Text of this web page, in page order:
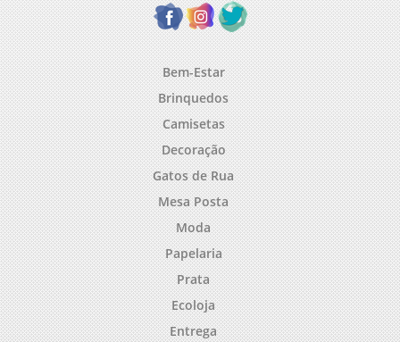
Bem-Estar
Brinquedos
Camisetas
Decoração
Gatos de Rua
Mesa Posta
Moda
Papelaria
Prata
Ecoloja
Entrega